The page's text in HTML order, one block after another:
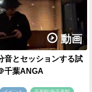
動画
音とセッションする試
千葉ANGA